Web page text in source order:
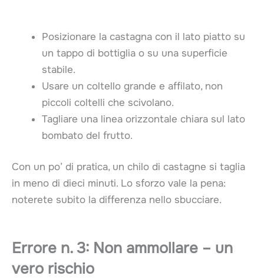
Posizionare la castagna con il lato piatto su
un tappo di bottiglia o su una superficie
stabile.
Usare un coltello grande e affilato, non
piccoli coltelli che scivolano.
Tagliare una linea orizzontale chiara sul lato
bombato del frutto.
Con un po’ di pratica, un chilo di castagne si taglia
in meno di dieci minuti. Lo sforzo vale la pena:
noterete subito la differenza nello sbucciare.
Errore n. 3: Non ammollare – un
vero rischio